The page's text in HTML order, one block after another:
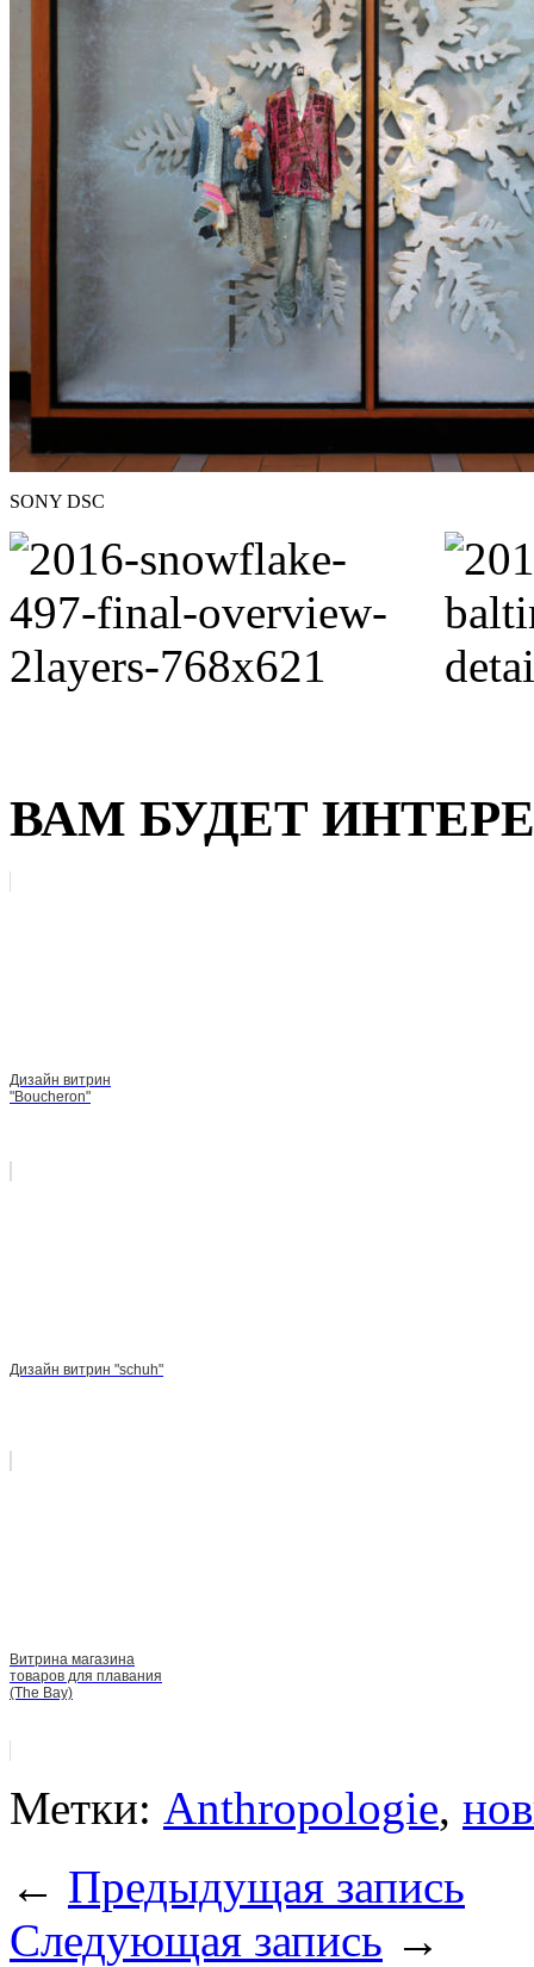
SONY DSC
ВАМ БУДЕТ
Дизайн витрин
"Boucheron"
Дизайн витрин "schuh"
Витрина магазина
товаров для плавания
(The Bay)
Метки: Anthropologie,
← Предыдущая запись
Следующая запись →